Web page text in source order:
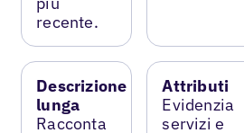
recente.
Descrizione
lunga
Racconta
Attributi
Evidenzia
servizi e